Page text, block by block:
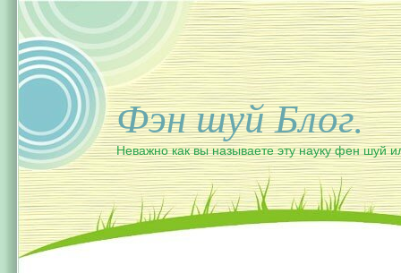
Фэн шуй Блог.
Неважно как вы называете эту науку фен шуй